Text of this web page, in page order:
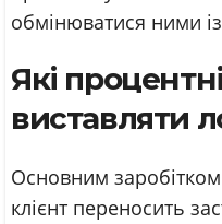
обмінюватися ними
Які
виставляти
Основним
клієнт переносить